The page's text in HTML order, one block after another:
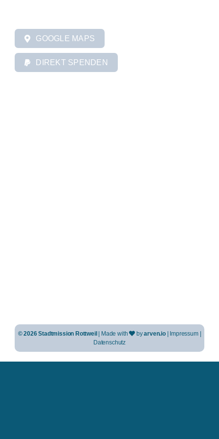
GOOGLE MAPS
DIREKT SPENDEN
©2026 Stadtmission Rottweil | Made with byarven.io| Impressum|
Datenschutz